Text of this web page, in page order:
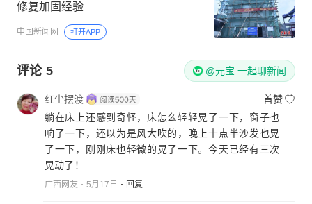
修复加固经验
中国新闻网 打开APP
评论 5 @元宝 一起聊新闻
红尘摆渡
首赞
躺在床上还感到奇怪，床怎么轻轻晃了一下，窗子也
响了一下，还以为是风大吹的，晚上十点半沙发也晃
了一下，刚刚床也轻微的晃了一下。今天已经有三次
晃动了！
广西网友 5月17日 回复